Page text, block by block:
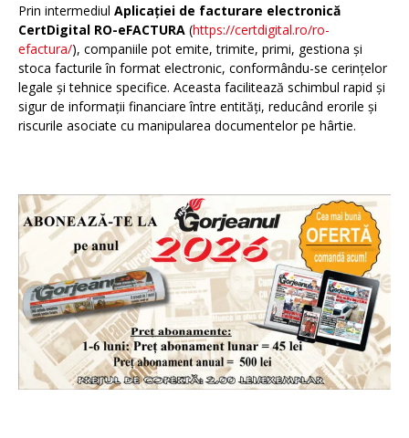
Prin intermediul Aplicației de facturare electronică
CertDigital RO-eFACTURA (https://certdigital.ro/ro-
efactura/), companiile pot emite, trimite, primi, gestiona și
stoca facturile în format electronic, conformându-se cerințelor
legale și tehnice specifice. Aceasta facilitează schimbul rapid și
sigur de informații financiare între entități, reducând erorile și
riscurile asociate cu manipularea documentelor pe hârtie.